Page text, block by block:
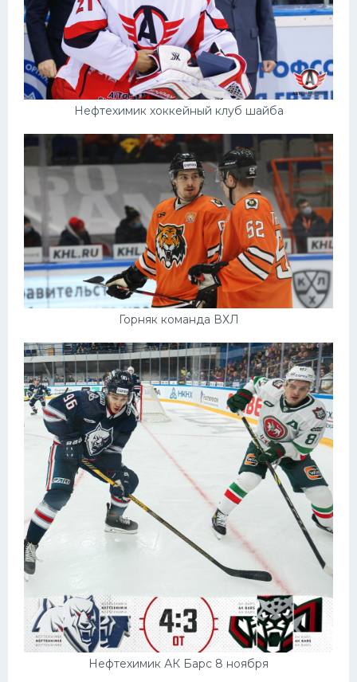
Нефтехимик хоккейный клуб шайба
Горняк команда ВХЛ
Нефтехимик АК Барс 8 ноября